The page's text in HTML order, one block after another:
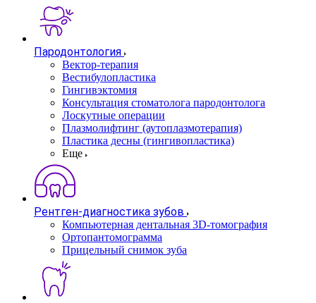
Пародонтология
Вектор-терапия
Вестибулопластика
Гингивэктомия
Консультация стоматолога пародонтолога
Лоскутные операции
Плазмолифтинг (аутоплазмотерапия)
Пластика десны (гингивопластика)
Еще
Рентген-диагностика зубов
Компьютерная дентальная 3D-томография
Ортопантомограмма
Прицельный снимок зуба